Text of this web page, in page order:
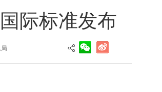
际标准发布